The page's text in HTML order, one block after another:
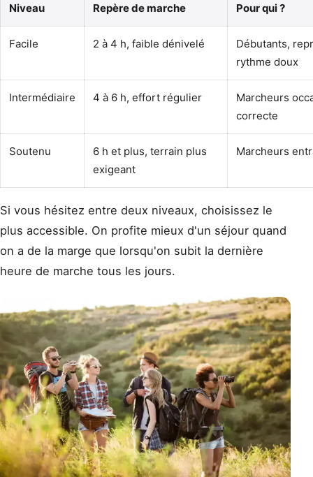
Niveau Repère de marche Pour qui ?
Facile 2 à 4 h, faible dénivelé
Débutants,
rythme doux
Intermédiaire 4 à 6 h, effort régulier
Marcheurs
correcte
Soutenu
6 h et plus, terrain plus
exigeant
Marcheurs
Si vous hésitez entre deux niveaux, choisissez le
plus accessible. On profite mieux d'un séjour quand
on a de la marge que lorsqu'on subit la dernière
heure de marche tous les jours.